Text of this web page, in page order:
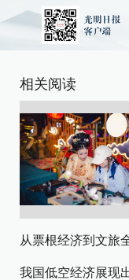
相关阅读
我国低空经济展现